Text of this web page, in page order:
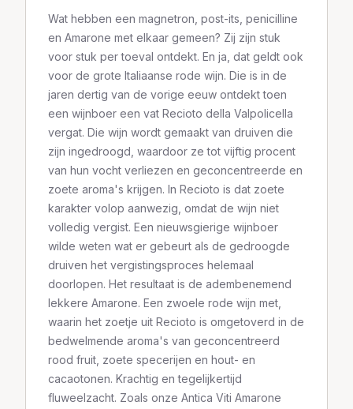
Wat hebben een magnetron, post-its, penicilline
en Amarone met elkaar gemeen? Zij zijn stuk
voor stuk per toeval ontdekt. En ja, dat geldt ook
voor de grote Italiaanse rode wijn. Die is in de
jaren dertig van de vorige eeuw ontdekt toen
een wijnboer een vat Recioto della Valpolicella
vergat. Die wijn wordt gemaakt van druiven die
zijn ingedroogd, waardoor ze tot vijftig procent
van hun vocht verliezen en geconcentreerde en
zoete aroma's krijgen. In Recioto is dat zoete
karakter volop aanwezig, omdat de wijn niet
volledig vergist. Een nieuwsgierige wijnboer
wilde weten wat er gebeurt als de gedroogde
druiven het vergistingsproces helemaal
doorlopen. Het resultaat is de adembenemend
lekkere Amarone. Een zwoele rode wijn met,
waarin het zoetje uit Recioto is omgetoverd in de
bedwelmende aroma's van geconcentreerd
rood fruit, zoete specerijen en hout- en
cacaotonen. Krachtig en tegelijkertijd
fluweelzacht. Zoals onze Antica Viti Amarone